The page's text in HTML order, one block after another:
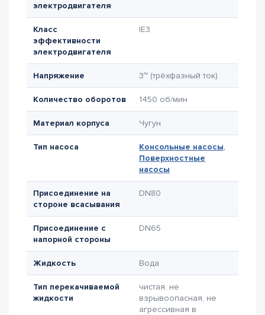
электродвигателя
Класс
эффективности
электродвигателя
IE3
Напряжение 3~ (трёхфазный ток)
Количество оборотов 1450 об/мин
Материал корпуса Чугун
Тип насоса Консольные насосы,
Поверхностные
насосы
Присоединение на
стороне всасывания
DN80
Присоединение с
напорной стороны
DN65
Жидкость Вода
Тип перекачиваемой
жидкости
чистая, не
взрывоопасная, не
агрессивная в